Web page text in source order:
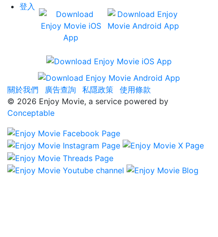
登入
關於我們 廣告查詢 私隱政策
使用條款
© 2026 Enjoy Movie, a service powered by
Conceptable